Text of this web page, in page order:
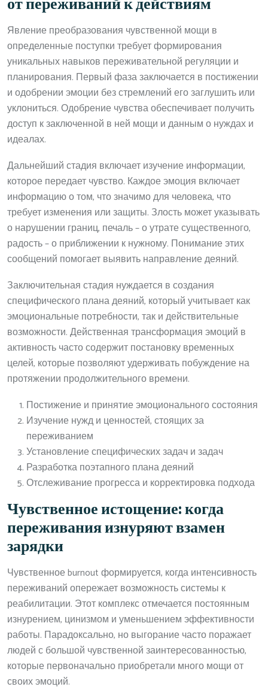
Явление преобразования чувственной мощи в
определенные поступки требует формирования
уникальных навыков переживательной регуляции и
планирования. Первый фаза заключается в постижении
и одобрении эмоции без стремлений его заглушить или
уклониться. Одобрение чувства обеспечивает получить
доступ к заключенной в ней мощи и данным о нуждах и
идеалах.
Дальнейший стадия включает изучение информации,
которое передает чувство. Каждое эмоция включает
информацию о том, что значимо для человека, что
требует изменения или защиты. Злость может указывать
о нарушении границ, печаль – о утрате существенного,
радость – о приближении к нужному. Понимание этих
сообщений помогает выявить направление деяний.
Заключительная стадия нуждается в создания
специфического плана деяний, который учитывает как
эмоциональные потребности, так и действительные
возможности. Действенная трансформация эмоций в
активность часто содержит постановку временных
целей, которые позволяют удерживать побуждение на
протяжении продолжительного времени.
Постижение и принятие эмоционального состояния
Изучение нужд и ценностей, стоящих за
переживанием
Установление специфических задач и задач
Разработка поэтапного плана деяний
Отслеживание прогресса и корректировка подхода
Чувственное истощение: когда
переживания изнуряют взамен
зарядки
Чувственное burnout формируется, когда интенсивность
переживаний опережает возможность системы к
реабилитации. Этот комплекс отмечается постоянным
изнурением, цинизмом и уменьшением эффективности
работы. Парадоксально, но выгорание часто поражает
людей с большой чувственной заинтересованностью,
которые первоначально приобретали много мощи от
своих эмоций.